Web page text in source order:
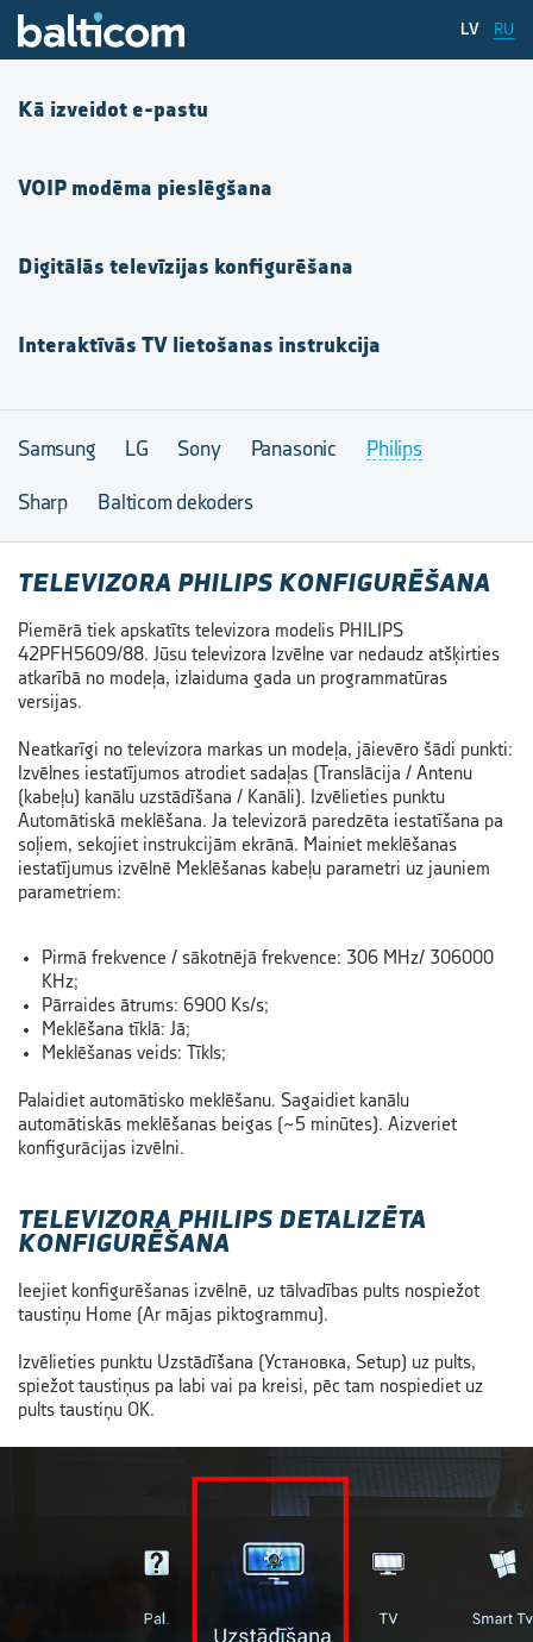
LV RU
Kā izveidot e-pastu
VOIP modēma pieslēgšana
Digitālās televīzijas konfigurēšana
Interaktīvās TV lietošanas instrukcija
Samsung LG Sony Panasonic Philips
Sharp Balticom dekoders
TELEVIZORA PHILIPS KONFIGURĒŠANA
Piemērā tiek apskatīts televizora modelis PHILIPS
42PFH5609/88. Jūsu televizora Izvēlne var nedaudz atšķirties
atkarībā no modeļa, izlaiduma gada un programmatūras
versijas.
Neatkarīgi no televizora markas un modeļa, jāievēro šādi punkti:
Izvēlnes iestatījumos atrodiet sadaļas (Translācija / Antenu
(kabeļu) kanālu uzstādīšana / Kanāli). Izvēlieties punktu
Automātiskā meklēšana. Ja televizorā paredzēta iestatīšana pa
soļiem, sekojiet instrukcijām ekrānā. Mainiet meklēšanas
iestatījumus izvēlnē Meklēšanas kabeļu parametri uz jauniem
parametriem:
Pirmā frekvence / sākotnējā frekvence: 306 MHz/ 306000
KHz;
Pārraides ātrums: 6900 Ks/s;
Meklēšana tīklā: Jā;
Meklēšanas veids: Tīkls;
Palaidiet automātisko meklēšanu. Sagaidiet kanālu
automātiskās meklēšanas beigas (~5 minūtes). Aizveriet
konfigurācijas izvēlni.
TELEVIZORA PHILIPS DETALIZĒTA
KONFIGURĒŠANA
Ieejiet konfigurēšanas izvēlnē, uz tālvadības pults nospiežot
taustiņu Home (Ar mājas piktogrammu).
Izvēlieties punktu Uzstādīšana (Установка, Setup) uz pults,
spiežot taustiņus pa labi vai pa kreisi, pēc tam nospiediet uz
pults taustiņu OK.